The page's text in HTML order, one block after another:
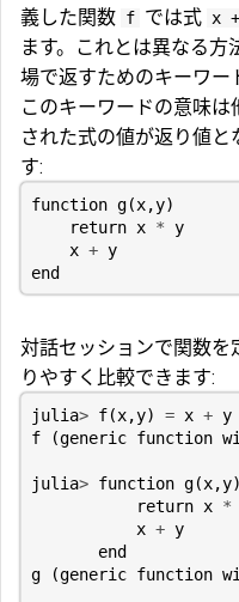
義した関数 f では式 x
ます。これとは異なる方
場で返すためのキーワー
このキーワードの意味は
された式の値が返り値と
す:
function g(x,y)
return x * y
x + y
end
対話セッションで関数
りやすく比較できます:
julia> f(x,y) = x + y
f
(generic function
julia> function g(x,y)
return x *
x + y
end
g
(generic function